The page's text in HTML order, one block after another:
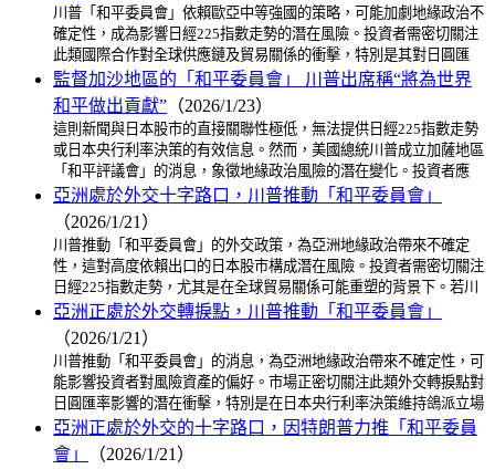
川普「和平委員會」依賴歐亞中等強國的策略，可能加劇地緣政治不
確定性，成為影響日經225指數走勢的潛在風險。投資者需密切關注
此類國際合作對全球供應鏈及貿易關係的衝擊，特別是其對日圓匯
監督加沙地區的「和平委員會」 川普出席稱“將為世界
和平做出貢獻” （2026/1/23）
這則新聞與日本股市的直接關聯性極低，無法提供日經225指數走勢
或日本央行利率決策的有效信息。然而，美國總統川普成立加薩地區
「和平評議會」的消息，象徵地緣政治風險的潛在變化。投資者應
亞洲處於外交十字路口，川普推動「和平委員會」
（2026/1/21）
川普推動「和平委員會」的外交政策，為亞洲地緣政治帶來不確定
性，這對高度依賴出口的日本股市構成潛在風險。投資者需密切關注
日經225指數走勢，尤其是在全球貿易關係可能重塑的背景下。若川
亞洲正處於外交轉捩點，川普推動「和平委員會」
（2026/1/21）
川普推動「和平委員會」的消息，為亞洲地緣政治帶來不確定性，可
能影響投資者對風險資產的偏好。市場正密切關注此類外交轉捩點對
日圓匯率影響的潛在衝擊，特別是在日本央行利率決策維持鴿派立場
亞洲正處於外交的十字路口，因特朗普力推「和平委員
會」
（2026/1/21）